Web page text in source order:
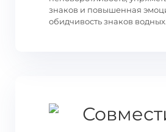
знаков и повышенная
обидчивость знаков водных.